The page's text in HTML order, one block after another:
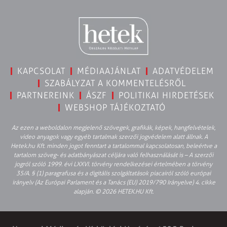
KAPCSOLAT MÉDIAAJÁNLAT
ADATVÉDELEM
SZABÁLYZAT A KOMMENTELÉSRŐL
PARTNEREINK
ÁSZF
POLITIKAI HIRDETÉSEK
WEBSHOP TÁJÉKOZTATÓ
Az ezen a weboldalon megjelenő szövegek, grafikák, képek, hangfelvételek,
video anyagok vagy egyéb tartalmak szerzői jogvédelem alatt állnak. A
Hetek.hu Kft. minden jogot fenntart a tartalommal kapcsolatosan, beleértve a
tartalom szöveg- és adatbányászat céljára való felhasználását is – A szerzői
jogról szóló 1999. évi LXXVI. törvény rendelkezései értelmében a törvény
35/A. § (1) paragrafusa és a digitális szolgáltatások piacairól szóló európai
irányelv (Az Európai Parlament és a Tanács (EU) 2019/790 Irányelve) 4. cikke
alapján. © 2026 HETEK.HU Kft.